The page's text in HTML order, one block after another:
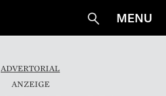
Suche
MENU
ADVERTORIAL